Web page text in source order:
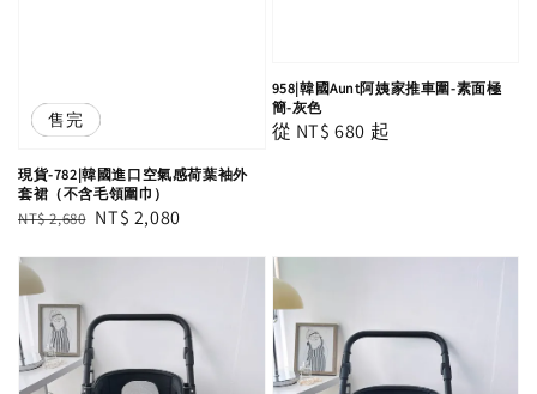
優惠
售完
現貨-782|韓國進口空氣感荷葉袖外
套裙（不含毛領圍巾）
Regular
NT$ 2,680 Sale
NT$ 2,080
958|韓國Aunt阿姨家推車圍-素面極
簡-灰色
Regular
從 NT$ 680 起